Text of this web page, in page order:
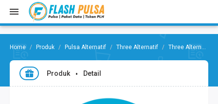
Produk Pulsa Alternatif Three Alternatif Three Alternatif 10.000
Produk Detail